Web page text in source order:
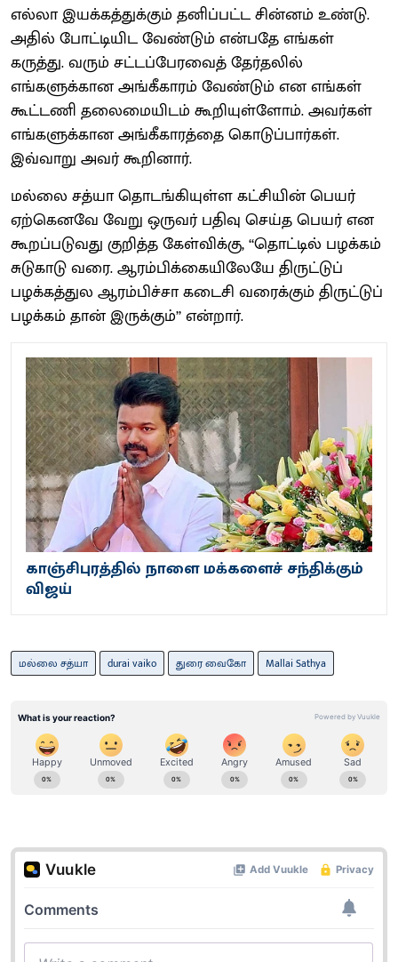
எல்லா இயக்கத்துக்கும் தனிப்பட்ட சின்னம் உண்டு.
அதில் போட்டியிட வேண்டும் என்பதே எங்கள்
கருத்து. வரும் சட்டப்பேரவைத் தேர்தலில்
எங்களுக்கான அங்கீகாரம் வேண்டும் என எங்கள்
கூட்டணி தலைமையிடம் கூறியுள்ளோம். அவர்கள்
எங்களுக்கான அங்கீகாரத்தை கொடுப்பார்கள்.
இவ்வாறு அவர் கூறினார்.
மல்லை சத்யா தொடங்கியுள்ள கட்சியின் பெயர்
ஏற்கெனவே வேறு ஒருவர் பதிவு செய்த பெயர் என
கூறப்படுவது குறித்த கேள்விக்கு, ‘‘தொட்டில் பழக்கம்
சுடுகாடு வரை. ஆரம்பிக்கையிலேயே திருட்டுப்
பழக்கத்துல ஆரம்பிச்சா கடைசி வரைக்கும் திருட்டுப்
பழக்கம் தான் இருக்கும்’’ என்றார்.
காஞ்சிபுரத்தில் நாளை மக்களைச் சந்திக்கும்
விஜய்
மல்லை சத்யா durai vaiko துரை வைகோ Mallai Sathya